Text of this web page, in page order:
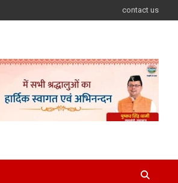
contact us